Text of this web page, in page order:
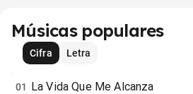
Músicas populares
Cifra
Letra
01 La Vida Que Me Alcanza